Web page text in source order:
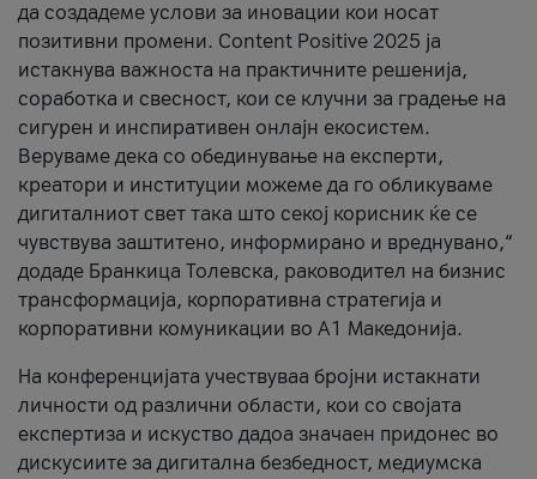
да создадеме услови за иновации кои носат
позитивни промени. Content Positive 2025 ја
истакнува важноста на практичните решенија,
соработка и свесност, кои се клучни за градење на
сигурен и инспиративен онлајн екосистем.
Веруваме дека со обединување на експерти,
креатори и институции можеме да го обликуваме
дигиталниот свет така што секој корисник ќе се
чувствува заштитено, информирано и вреднувано,“
додаде Бранкица Толевска, раководител на бизнис
трансформација, корпоративна стратегија и
корпоративни комуникации во А1 Македонија.
На конференцијата учествуваа бројни истакнати
личности од различни области, кои со својата
експертиза и искуство дадоа значаен придонес во
дискусиите за дигитална безбедност, медиумска